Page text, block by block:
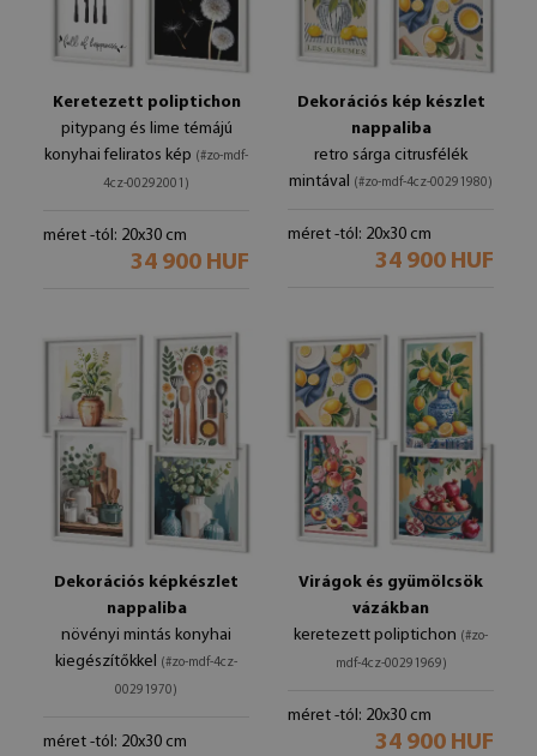
Keretezett poliptichon
pitypang és lime témájú
konyhai feliratos kép (#zo-mdf-
4cz-00292001)
méret -tól: 20x30 cm
34 900 HUF
Dekorációs kép készlet
nappaliba
retro sárga citrusfélék
mintával (#zo-mdf-4cz-00291980)
méret -tól: 20x30 cm
34 900 HUF
Dekorációs képkészlet
nappaliba
növényi mintás konyhai
kiegészítőkkel (#zo-mdf-4cz-
00291970)
méret -tól: 20x30 cm
Virágok és gyümölcsök
vázákban
keretezett poliptichon (#zo-
mdf-4cz-00291969)
méret -tól: 20x30 cm
34 900 HUF